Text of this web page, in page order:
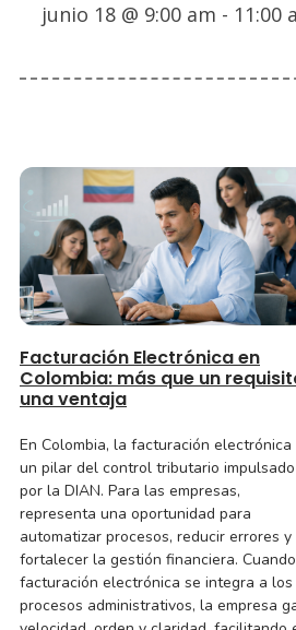
junio 18 @ 9:00 am - 11:00
Facturación Electrónica en
Colombia: más que un
una ventaja
En Colombia, la facturación electrónica
un pilar del control tributario impulsado
por la DIAN. Para las empresas,
representa una oportunidad para
automatizar procesos, reducir errores y
fortalecer la gestión financiera.
facturación electrónica se integra a los
procesos administrativos, la empresa